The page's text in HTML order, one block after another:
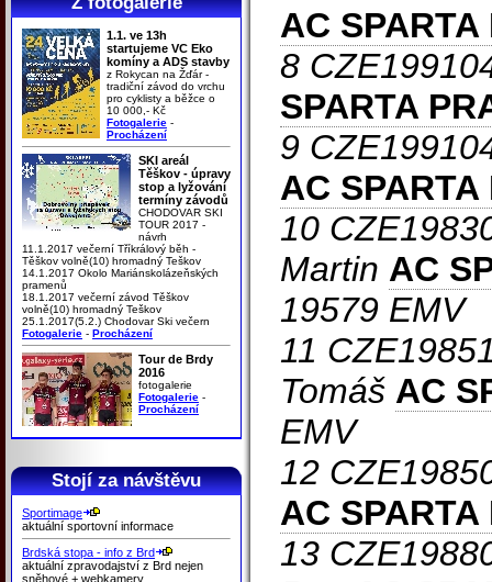
1.1. ve 13h
startujeme VC Eko
komíny a ADS stavby
z Rokycan na Žďár -
tradiční závod do vrchu
pro cyklisty a běžce o
10 000,- Kč
Fotogalerie -
Procházení
SKI areál
Těškov - úpravy
stop a lyžování
termíny závodů
CHODOVAR SKI
TOUR 2017 -
návrh
11.1.2017 večerní Tříkrálový běh -
Těškov volně(10) hromadný Teškov
14.1.2017 Okolo Mariánskolázeňských
pramenů
18.1.2017 večerní závod Těškov
volně(10) hromadný Teškov
25.1.2017(5.2.) Chodovar Ski večern
Fotogalerie - Procházení
Tour de Brdy
2016
fotogalerie
Fotogalerie -
Procházení
Stojí za návštěvu
Sportimage
aktuální sportovní informace
Brdská stopa - info z Brd
aktuální zpravodajství z Brd nejen
sněhové + webkamery
AC SPARTA
8
SPARTA
9
AC SPARTA
10
Martin AC
19579 EMV
11
Tomáš AC
EMV
12
AC SPARTA
13